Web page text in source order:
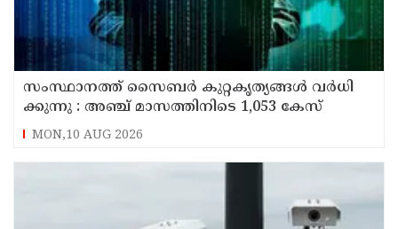
സം​സ്ഥാ​ന​ത്ത് സൈ​ബ​ര്‍ കു​റ്റ​കൃ​ത്യ​ങ്ങ​ൾ വ​ർ​ധി​
ക്കു​ന്നു : അഞ്ച്​ മാസത്തിനിടെ 1,053 കേസ്
MON,10 AUG 2026